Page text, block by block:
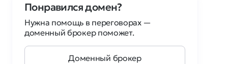
Понравился домен?
Нужна помощь в переговорах —
доменный брокер поможет.
Доменный брокер